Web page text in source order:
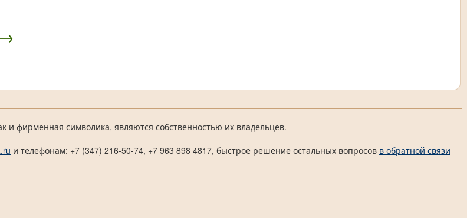
→
и фирменная символика, являются собственностью их владельцев.
и телефонам: +7 (347) 216-50-74, +7 963 898 4817, быстрое решение остальных вопросов в обратной связи